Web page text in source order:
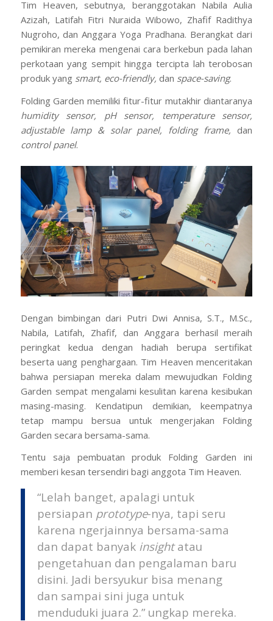
Tim Heaven, sebutnya, beranggotakan Nabila Aulia
Azizah, Latifah Fitri Nuraida Wibowo, Zhafif Radithya
Nugroho, dan Anggara Yoga Pradhana. Berangkat dari
pemikiran mereka mengenai cara berkebun pada lahan
perkotaan yang sempit hingga tercipta lah terobosan
produk yang smart, eco-friendly, dan space-saving.
Folding Garden memiliki fitur-fitur mutakhir diantaranya
humidity sensor, pH sensor, temperature sensor,
adjustable lamp & solar panel, folding frame,dan
control panel.
Dengan bimbingan dari Putri Dwi Annisa, S.T., M.Sc.,
Nabila, Latifah, Zhafif, dan Anggara berhasil meraih
peringkat kedua dengan hadiah berupa sertifikat
beserta uang penghargaan. Tim Heaven menceritakan
bahwa persiapan mereka dalam mewujudkan Folding
Garden sempat mengalami kesulitan karena kesibukan
masing-masing. Kendatipun demikian, keempatnya
tetap mampu bersua untuk mengerjakan Folding
Garden secara bersama-sama.
Tentu saja pembuatan produk Folding Garden ini
memberi kesan tersendiri bagi anggota Tim Heaven.
“Lelah banget, apalagi untuk
persiapan prototype-nya, tapi seru
karena ngerjainnya bersama-sama
dan dapat banyak insightatau
pengetahuan dan pengalaman baru
disini. Jadi bersyukur bisa menang
dan sampai sini juga untuk
menduduki juara 2.” ungkap mereka.